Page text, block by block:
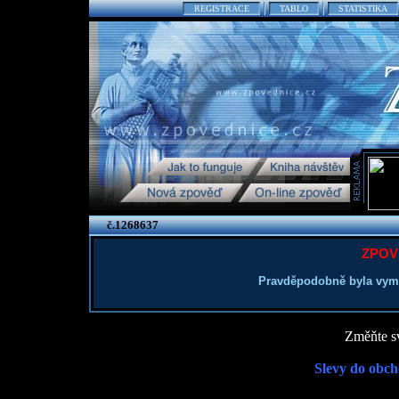
REGISTRACE TABLO STATISTIKA
č.1268637
Pravděpodobně byla
Změňte
Slevy do